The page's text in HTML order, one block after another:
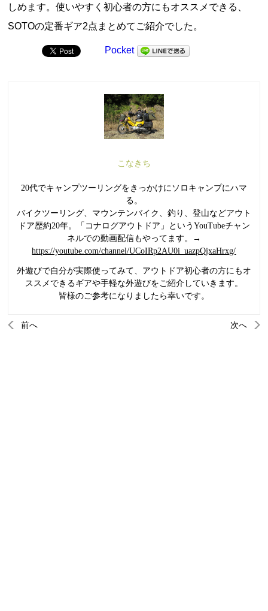
しめます。使いやすく初心者の方にもオススメできる、
SOTOの定番ギア2点まとめてご紹介でした。
Pocket
こなきち
20代でキャンプツーリングをきっかけにソロキャンプにハマ
る。
バイクツーリング、マウンテンバイク、釣り、登山などアウト
ドア歴約20年。「コナログアウトドア」というYouTubeチャン
ネルでの動画配信もやってます。→
https://youtube.com/channel/UCoIRp2AU0i_uazpQjxaHrxg/
外遊びで自分が実際使ってみて、アウトドア初心者の方にもオ
ススメできるギアや手軽な外遊びをご紹介していきます。
皆様のご参考になりましたら幸いです。
前へ 次へ